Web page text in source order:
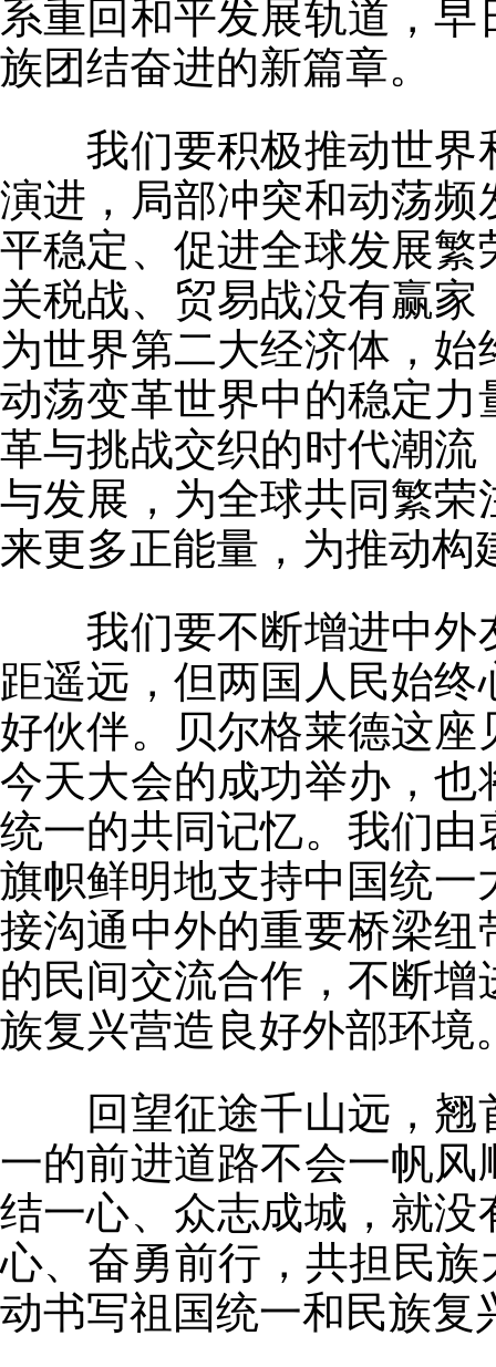
系重回和平发展轨道，
族团结奋进的新篇章。
我们要积极推动世界
演进，局部冲突和动荡
平稳定、促进全球发展
关税战、贸易战没有赢
为世界第二大经济体，
动荡变革世界中的稳定
革与挑战交织的时代潮
与发展，为全球共同繁
来更多正能量，为推动构
我们要不断增进中外
距遥远，但两国人民始
好伙伴。贝尔格莱德这
今天大会的成功举办，
统一的共同记忆。我们
旗帜鲜明地支持中国统一
接沟通中外的重要桥梁
的民间交流合作，不断
族复兴营造良好外部环境
回望征途千山远，翘
一的前进道路不会一帆
结一心、众志成城，就
心、奋勇前行，共担民
动书写祖国统一和民族复